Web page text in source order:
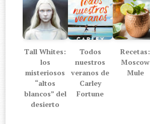
Tall Whites:
los
misteriosos
“altos
blancos” del
desierto
Todos
nuestros
veranos de
Carley
Fortune
Recetas:
Moscow
Mule